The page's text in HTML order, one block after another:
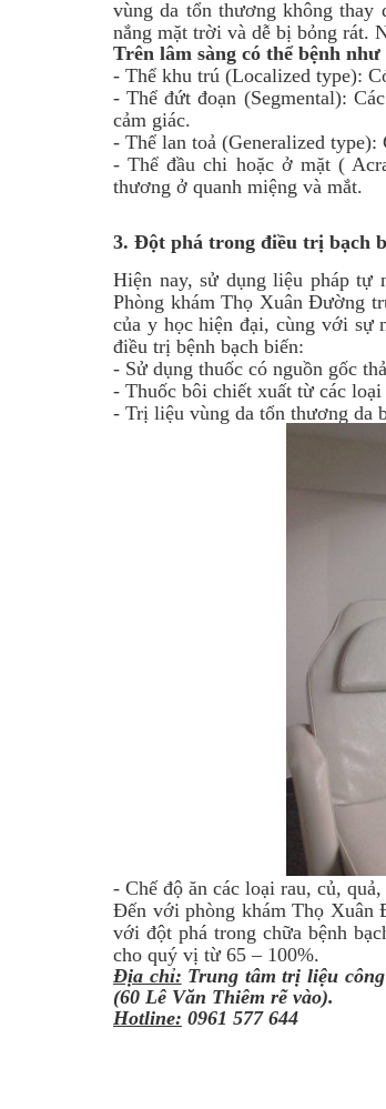
vùng da tổn thương không thay
nắng mặt trời và dễ bị bỏng rát.
Trên lâm sàng có thể bệnh như
- Thể khu trú (Localized type):
- Thể đứt đoạn (Segmental):
cảm giác.
- Thể lan toả (Generalized
- Thể đầu chi hoặc ở mặt (
thương ở quanh miệng và mắt.
3. Đột phá trong điều trị bạch
Hiện nay, sử dụng liệu pháp tự
Phòng khám Thọ Xuân Đường
của y học hiện đại, cùng với sự
điều trị bệnh bạch biến:
- Sử dụng thuốc có nguồn gốc
- Thuốc bôi chiết xuất từ các
- Trị liệu vùng da tổn thương da
- Chế độ ăn các loại rau, củ,
Đến với phòng khám Thọ Xuân
với đột phá trong chữa bệnh
cho quý vị từ 65 – 100%.
Địa chỉ: Trung tâm trị liệu
(60 Lê Văn Thiêm rẽ vào).
Hotline: 0961 577 644